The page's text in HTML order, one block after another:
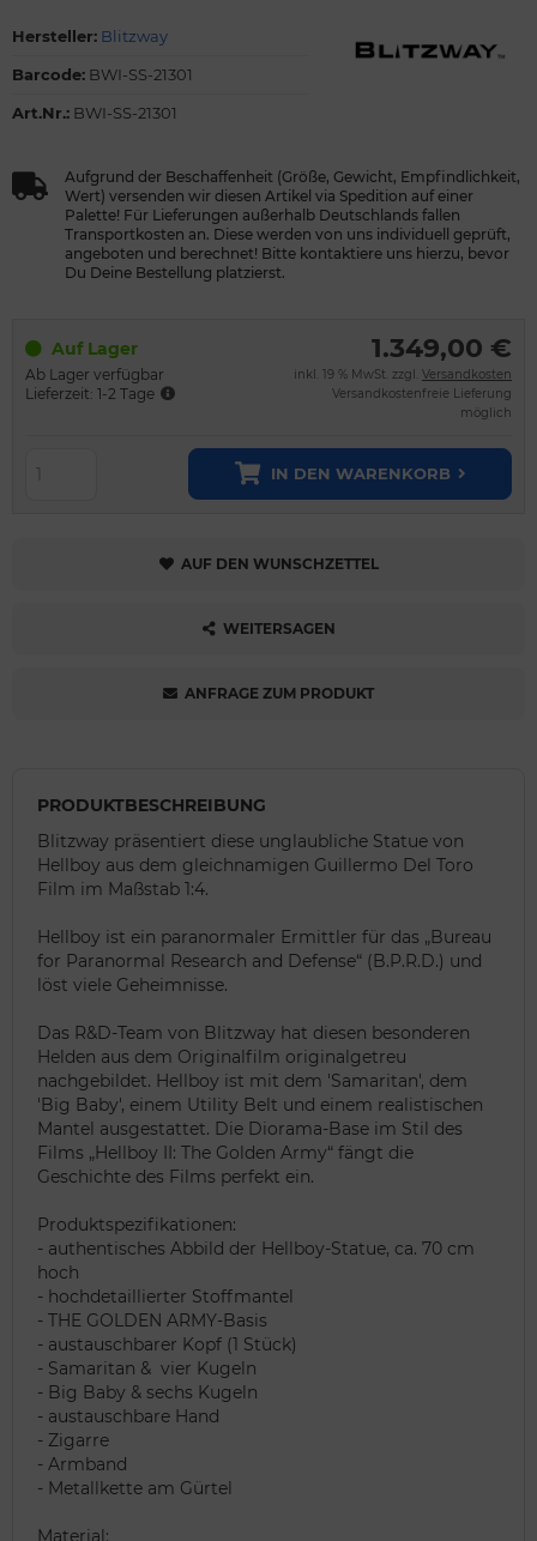
Hersteller: Blitzway
Barcode: BWI-SS-21301
Art.Nr.: BWI-SS-21301
Aufgrund der Beschaffenheit (Größe, Gewicht, Empfindlichkeit,
Wert) versenden wir diesen Artikel via Spedition auf einer
Palette! Für Lieferungen außerhalb Deutschlands fallen
Transportkosten an. Diese werden von uns individuell geprüft,
angeboten und berechnet! Bitte kontaktiere uns hierzu, bevor
Du Deine Bestellung platzierst.
Auf Lager
Ab Lager verfügbar
Lieferzeit: 1-2 Tage
1.349,00 €
inkl. 19 % MwSt. zzgl. Versandkosten
Versandkostenfreie Lieferung
möglich
IN DEN WARENKORB
AUF DEN WUNSCHZETTEL
WEITERSAGEN
ANFRAGE ZUM PRODUKT
PRODUKTBESCHREIBUNG
Blitzway präsentiert diese unglaubliche Statue von
Hellboy aus dem gleichnamigen Guillermo Del Toro
Film im Maßstab 1:4.
Hellboy ist ein paranormaler Ermittler für das „Bureau
for Paranormal Research and Defense“ (B.P.R.D.) und
löst viele Geheimnisse.
Das R&D-Team von Blitzway hat diesen besonderen
Helden aus dem Originalfilm originalgetreu
nachgebildet. Hellboy ist mit dem 'Samaritan', dem
'Big Baby', einem Utility Belt und einem realistischen
Mantel ausgestattet. Die Diorama-Base im Stil des
Films „Hellboy II: The Golden Army“ fängt die
Geschichte des Films perfekt ein.
Produktspezifikationen:
- authentisches Abbild der Hellboy-Statue, ca. 70 cm
hoch
- hochdetaillierter Stoffmantel
- THE GOLDEN ARMY-Basis
- austauschbarer Kopf (1 Stück)
- Samaritan & vier Kugeln
- Big Baby & sechs Kugeln
- austauschbare Hand
- Zigarre
- Armband
- Metallkette am Gürtel
Material: